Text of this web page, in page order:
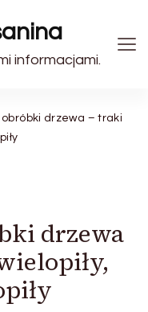
informacjami.
obróbki drzewa – traki
drzewa